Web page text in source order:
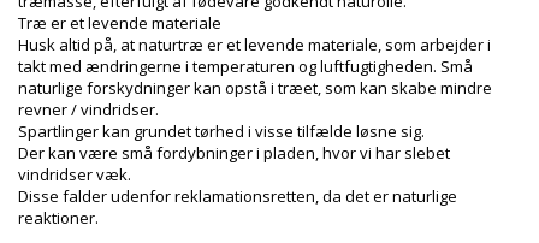
Træ er et levende materiale
Husk altid på, at naturtræ er et levende materiale, som arbejder i
takt med ændringerne i temperaturen og luftfugtigheden. Små
naturlige forskydninger kan opstå i træet, som kan skabe mindre
revner / vindridser.
Spartlinger kan grundet tørhed i visse tilfælde løsne sig.
Der kan være små fordybninger i pladen, hvor vi har slebet
vindridser væk.
Disse falder udenfor reklamationsretten, da det er naturlige
reaktioner.